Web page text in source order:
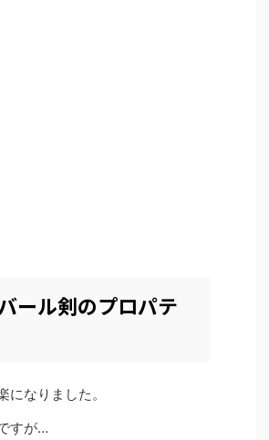
ール剣のプロパテ
なりました。
すが…